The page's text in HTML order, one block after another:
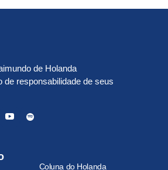
de Holanda
de responsabilidade de seus
Coluna do Holanda